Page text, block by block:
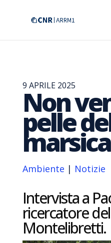
9 APRILE 2025
Non
pelle
Ambiente | Notizie
Intervista a
ricercatore
Montelibretti.